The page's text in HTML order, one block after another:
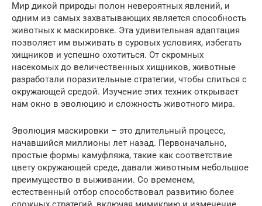
Мир дикой природы полон невероятных явлений, и
одним из самых захватывающих является способность
животных к маскировке. Эта удивительная адаптация
позволяет им выживать в суровых условиях, избегать
хищников и успешно охотиться. От скромных
насекомых до величественных хищников, животные
разработали поразительные стратегии, чтобы слиться с
окружающей средой. Изучение этих техник открывает
нам окно в эволюцию и сложность животного мира.
Эволюция маскировки – это длительный процесс,
начавшийся миллионы лет назад. Первоначально,
простые формы камуфляжа, такие как соответствие
цвету окружающей среде, давали животным небольшое
преимущество в выживании. Со временем,
естественный отбор способствовал развитию более